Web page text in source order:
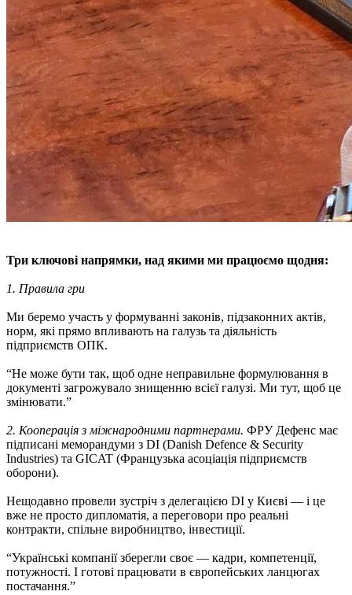
Три ключові напрямки, над якими ми працюємо щодня:
1. Правила гри
Ми беремо участь у формуванні законів, підзаконних актів,
норм, які прямо впливають на галузь та діяльність
підприємств ОПК.
“Не може бути так, щоб одне неправильне формулювання в
документі загрожувало знищенню всієї галузі. Ми тут, щоб це
змінювати.”
2. Кооперація з міжнародними партнерами. ФРУ Дефенс має
підписані меморандуми з DI (Danish Defence & Security
Industries) та GICAT (Французька асоціація підприємств
оборони).
Нещодавно провели зустріч з делегацією DI у Києві — і це
вже не просто дипломатія, а переговори про реальні
контракти, спільне виробництво, інвестиції.
“Українські компанії зберегли своє — кадри, компетенції,
потужності. І готові працювати в європейських ланцюгах
постачання.”